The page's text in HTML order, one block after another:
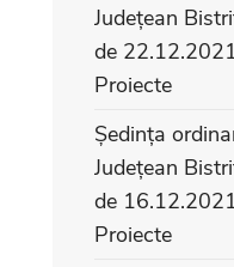
Județean
de
Proiecte
Ședința
Județean
de
Proiecte